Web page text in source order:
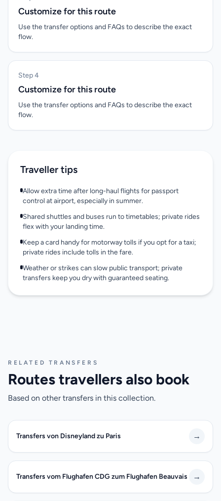
Customize for this route
Use the transfer options and FAQs to describe the exact
flow.
Step 4
Customize for this route
Use the transfer options and FAQs to describe the exact
flow.
Traveller tips
Allow extra time after long-haul flights for passport
control at airport, especially in summer.
Shared shuttles and buses run to timetables; private rides
flex with your landing time.
Keep a card handy for motorway tolls if you opt for a taxi;
private rides include tolls in the fare.
Weather or strikes can slow public transport; private
transfers keep you dry with guaranteed seating.
RELATED TRANSFERS
Routes travellers also book
Based on other transfers in this collection.
Transfers von Disneyland zu Paris →
Transfers vom Flughafen CDG zum Flughafen Beauvais →